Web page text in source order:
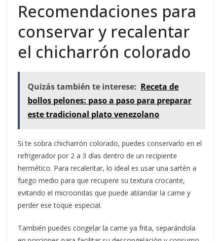
Recomendaciones para
conservar y recalentar
el chicharrón colorado
Quizás también te interese: Receta de
bollos pelones: paso a paso para preparar
este tradicional plato venezolano
Si te sobra chicharrón colorado, puedes conservarlo en el
refrigerador por 2 a 3 días dentro de un recipiente
hermético. Para recalentar, lo ideal es usar una sartén a
fuego medio para que recupere su textura crocante,
evitando el microondas que puede ablandar la carne y
perder ese toque especial.
También puedes congelar la carne ya frita, separándola